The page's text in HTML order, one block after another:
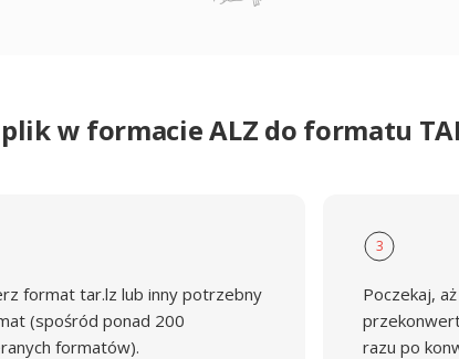
w formacie ALZ do formatu
format tar.lz lub inny potrzebny
(spośród ponad 200
formatów).
3
Poczekaj,
razu po